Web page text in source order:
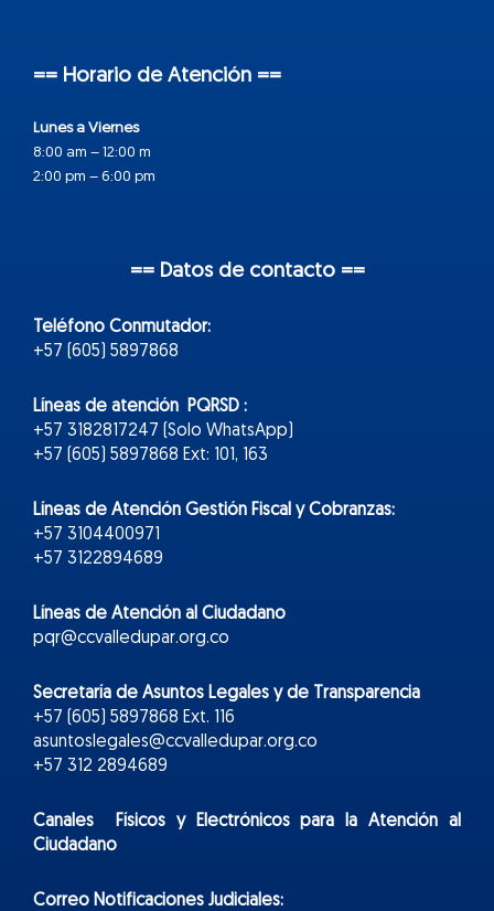
== Horario de Atención ==
Lunes a Viernes
8:00 am – 12:00 m
2:00 pm – 6:00 pm
== Datos de contacto ==
Teléfono Conmutador:
+57 (605) 5897868
Líneas de atención PQRSD :
+57 3182817247 (Solo WhatsApp)
+57 (605) 5897868 Ext: 101, 163
Líneas de Atención Gestión Fiscal y Cobranzas:
+57 3104400971
+57 3122894689
Líneas de Atención al Ciudadano
pqr@ccvalledupar.org.co
Secretaría de Asuntos Legales y de Transparencia
+57 (605) 5897868 Ext. 116
asuntoslegales@ccvalledupar.org.co
+57 312 2894689
Canales Físicos yElectrónicospara la Atención al
Ciudadano
Correo Notificaciones Judiciales: